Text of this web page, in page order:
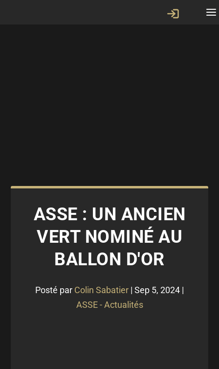
ASSE : UN ANCIEN
VERT NOMINÉ AU
BALLON D'OR
Posté par Colin Sabatier | Sep 5, 2024 |
ASSE - Actualités